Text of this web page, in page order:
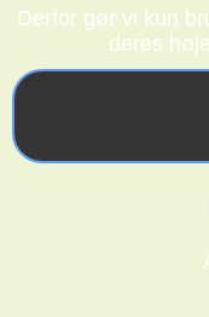
Derfor gør vi kun
deres